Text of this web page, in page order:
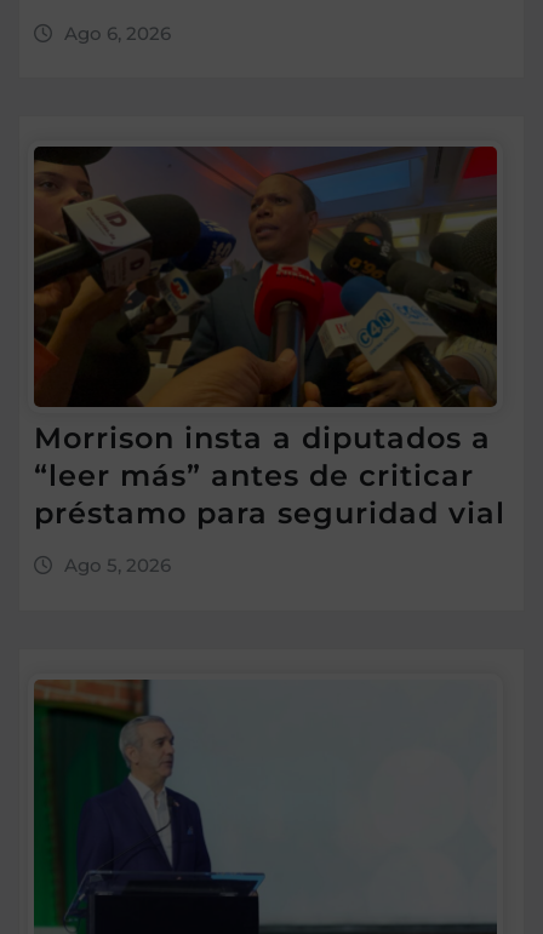
Ago 6, 2026
Morrison insta a diputados a
“leer más” antes de criticar
préstamo para seguridad vial
Ago 5, 2026